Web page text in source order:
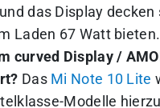
das Display
Laden 67 Watt bieten.
curved Display /
Das Mi Note 10 Lite
Modelle